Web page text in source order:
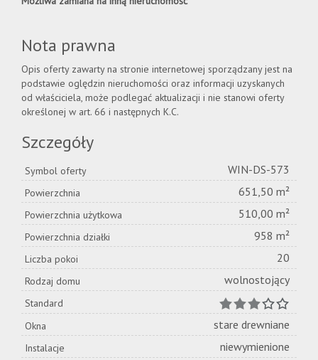
Nota prawna
Opis oferty zawarty na stronie internetowej sporządzany jest na
podstawie oględzin nieruchomości oraz informacji uzyskanych
od właściciela, może podlegać aktualizacji i nie stanowi oferty
określonej w art. 66 i następnych K.C.
Szczegóły
Symbol oferty WIN-DS-573
Powierzchnia 651,50 m²
Powierzchnia użytkowa 510,00 m²
Powierzchnia działki 958 m²
Liczba pokoi 20
Rodzaj domu wolnostojący
Standard
Okna
stare drewniane
Instalacje niewymienione